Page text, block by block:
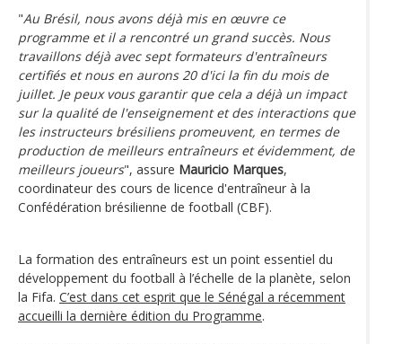
"Au Brésil, nous avons déjà mis en œuvre ce
programme et il a rencontré un grand succès. Nous
travaillons déjà avec sept formateurs d'entraîneurs
certifiés et nous en aurons 20 d'ici la fin du mois de
juillet. Je peux vous garantir que cela a déjà un impact
sur la qualité de l'enseignement et des interactions que
les instructeurs brésiliens promeuvent, en termes de
production de meilleurs entraîneurs et évidemment, de
meilleurs joueurs", assure Mauricio Marques,
coordinateur des cours de licence d'entraîneur à la
Confédération brésilienne de football (CBF).
La formation des entraîneurs est un point essentiel du
développement du football à l’échelle de la planète, selon
la Fifa. C’est dans cet esprit que le Sénégal a récemment
accueilli la dernière édition du Programme.